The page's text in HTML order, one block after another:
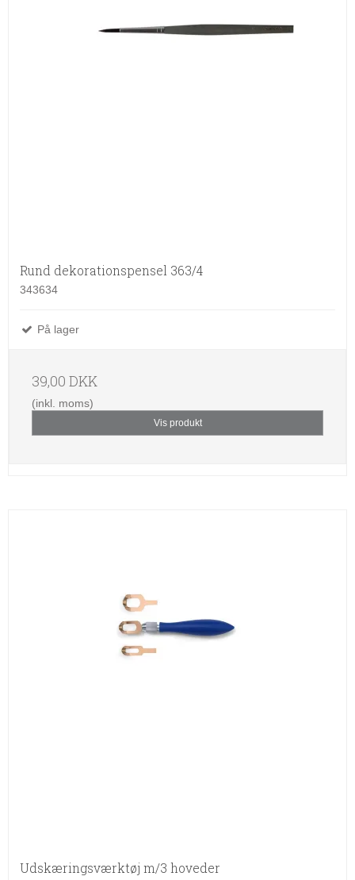
Rund dekorationspensel 363/4
343634
På lager
39,00 DKK
(inkl. moms)
Vis produkt
Udskæringsværktøj m/3 hoveder